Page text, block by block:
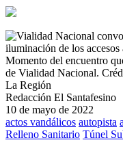
Momento del encuentro
de Vialidad Nacional.
La Región
Redacción El Santafesino
10 de mayo de 2022
actos vandálicos autopista
Relleno Sanitario Túnel